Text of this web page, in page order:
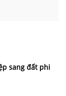
sang đất phi